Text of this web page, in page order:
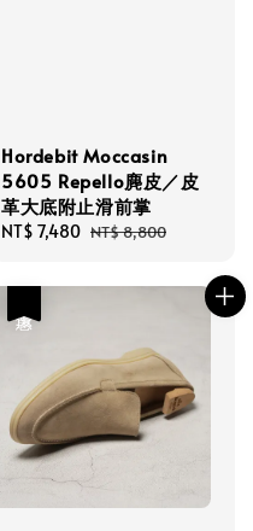
Hordebit Moccasin
5605 Repello麂皮／皮
革大底附止滑前掌
Sale
NT$ 7,480 Regular
NT$ 8,800